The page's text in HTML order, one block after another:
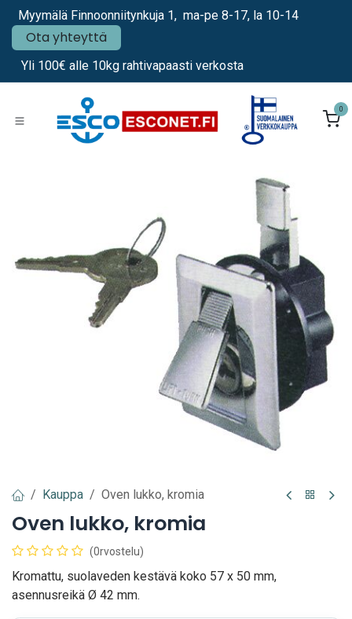
Siirry sisältöön
Myymälä Finnoonniitynkuja 1, ma-pe 8-17, la 10-14
Ota yhteyttä
Yli 100€ alle 10kg rahtivapaasti verkosta
0
Kauppa Oven lukko, kromia
Oven lukko, kromia
(0rvostelu)
Kromattu, suolaveden kestävä koko 57 x 50 mm,
asennusreikä Ø 42 mm.